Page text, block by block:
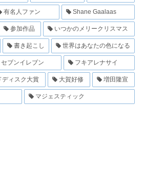
有名人ファン Shane Gaalaas
参加作品 いつかのメリークリスマス
書き起こし 世界はあなたの色になる
セブンイレブン フキアレナサイ
ディスク大賞 大賀好修 増田隆宣
マジェスティック